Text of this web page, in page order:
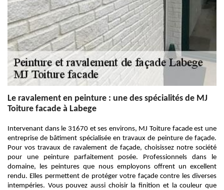
Le ravalement en peinture : une des spécialités de MJ
Toiture facade à Labege
Intervenant dans le 31670 et ses environs, MJ Toiture facade est une
entreprise de bâtiment spécialisée en travaux de peinture de façade.
Pour vos travaux de ravalement de façade, choisissez notre société
pour une peinture parfaitement posée. Professionnels dans le
domaine, les peintures que nous employons offrent un excellent
rendu. Elles permettent de protéger votre façade contre les diverses
intempéries. Vous pouvez aussi choisir la finition et la couleur que